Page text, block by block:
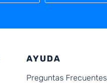
AYUDA
Preguntas Frecuentes